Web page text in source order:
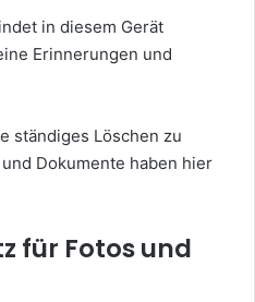
in diesem Gerät
Erinnerungen und
ständiges Löschen zu
Dokumente haben hier
für Fotos und